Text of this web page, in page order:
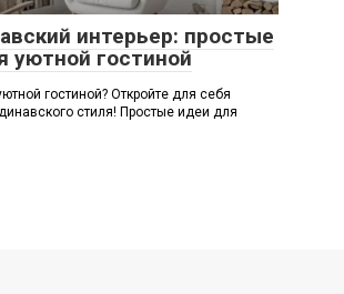
интерьер: простые
уютной гостиной
гостиной? Откройте для себя
стиля! Простые идеи для